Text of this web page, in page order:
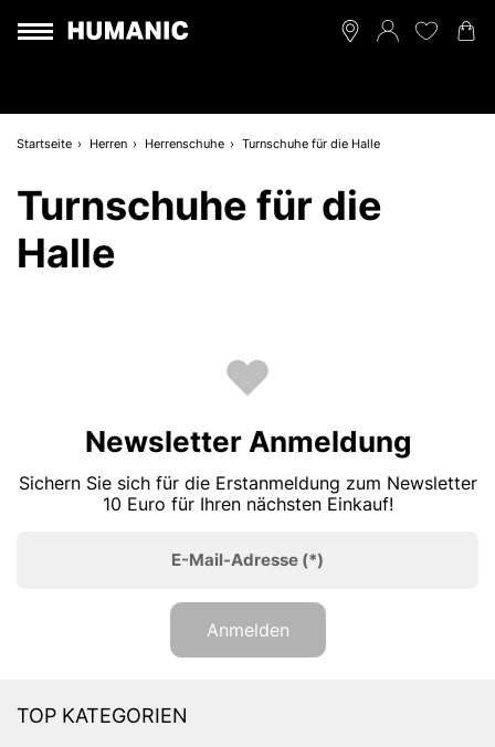
Startseite Herren Herrenschuhe Turnschuhe für die Halle
Turnschuhe für die
Halle
Newsletter Anmeldung
Sichern Sie sich für die Erstanmeldung zum Newsletter
10 Euro für Ihren nächsten Einkauf!
E-Mail-Adresse (*)
Anmelden
TOP KATEGORIEN